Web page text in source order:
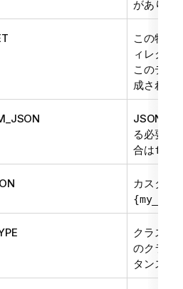
がありま
この特定
ィレクト
このディ
成されま
JSONコ
る必要が
合は
カスタム
クラスタ
のクラス
タンスタ